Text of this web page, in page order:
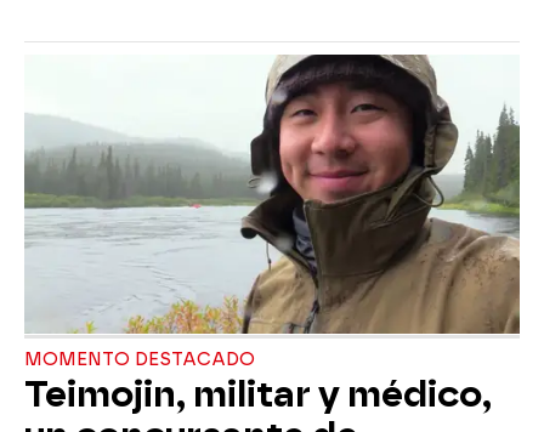
MOMENTO DESTACADO
Teimojin, militar y médico,